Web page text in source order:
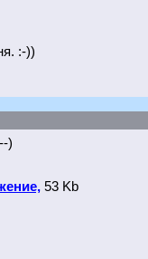
:-))
)
53 Kb